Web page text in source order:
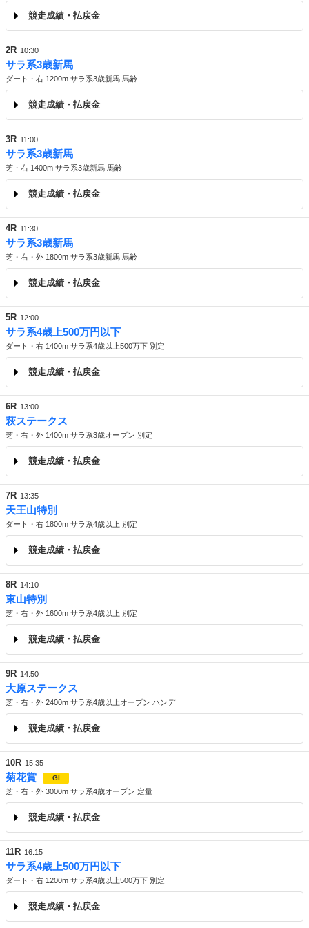
競走成績・払戻金
2R 10:30
サラ系3歳新馬
ダート・右 1200m サラ系3歳新馬 馬齢
競走成績・払戻金
3R 11:00
サラ系3歳新馬
芝・右 1400m サラ系3歳新馬 馬齢
競走成績・払戻金
4R 11:30
サラ系3歳新馬
芝・右・外 1800m サラ系3歳新馬 馬齢
競走成績・払戻金
5R 12:00
サラ系4歳上500万円以下
ダート・右 1400m サラ系4歳以上500万下 別定
競走成績・払戻金
6R 13:00
萩ステークス
芝・右・外 1400m サラ系3歳オープン 別定
競走成績・払戻金
7R 13:35
天王山特別
ダート・右 1800m サラ系4歳以上 別定
競走成績・払戻金
8R 14:10
東山特別
芝・右・外 1600m サラ系4歳以上 別定
競走成績・払戻金
9R 14:50
大原ステークス
芝・右・外 2400m サラ系4歳以上オープン ハンデ
競走成績・払戻金
10R 15:35
菊花賞 GI
芝・右・外 3000m サラ系4歳オープン 定量
競走成績・払戻金
11R 16:15
サラ系4歳上500万円以下
ダート・右 1200m サラ系4歳以上500万下 別定
競走成績・払戻金